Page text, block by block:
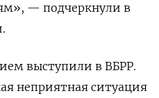
— подчеркнули в
выступили в ВБРР.
неприятная ситуация